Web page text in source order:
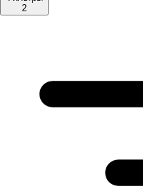
2